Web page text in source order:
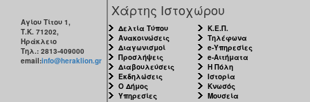
Αγίου Τίτου 1,
Τ.Κ. 71202,
Ηράκλειο
Τηλ.: 2813-409000
email:info@heraklion.gr
Χάρτης Ιστοχώρου
Δελτία Τύπου
Ανακοινώσεις
Διαγωνισμοί
Προσλήψεις
Διαβουλεύσεις
Εκδηλώσεις
Ο Δήμος
Υπηρεσίες
Κ.Ε.Π.
Τηλέφωνα
e-Υπηρεσίες
e-Αιτήματα
Η Πόλη
Ιστορία
Κνωσός
Μουσεία